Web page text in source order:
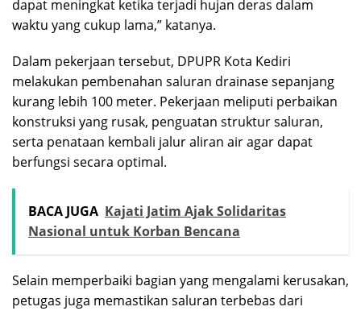
dapat meningkat ketika terjadi hujan deras dalam
waktu yang cukup lama,” katanya.
Dalam pekerjaan tersebut, DPUPR Kota Kediri
melakukan pembenahan saluran drainase sepanjang
kurang lebih 100 meter. Pekerjaan meliputi perbaikan
konstruksi yang rusak, penguatan struktur saluran,
serta penataan kembali jalur aliran air agar dapat
berfungsi secara optimal.
BACA JUGA Kajati Jatim Ajak Solidaritas
Nasional untuk Korban Bencana
Selain memperbaiki bagian yang mengalami kerusakan,
petugas juga memastikan saluran terbebas dari